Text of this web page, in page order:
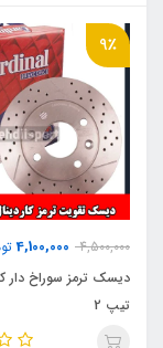
9٪
4,500,000
4,100,000
تیپ 2